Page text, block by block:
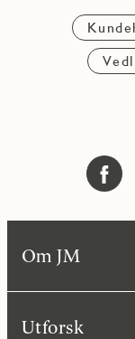
Om JM
Utforsk